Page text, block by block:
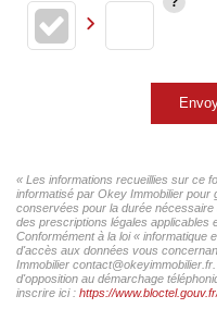
« Les informations recueillies sur ce
informatisé par Okey Immobilier
conservées pour la durée
des prescriptions légales applicables
Conformément à la loi « informatique
d'accès aux données vous
Immobilier
d'opposition au démarchage
inscrire ici : https://